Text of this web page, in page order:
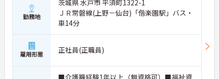
勤務地
茨城県 水戸市 平須町1322-1
ＪＲ常磐線(上野－仙台)「偕楽園駅」バス・
車14分
雇用形態 正社員(正職員)
■介護職経験1年以上（無資格可）■福祉資